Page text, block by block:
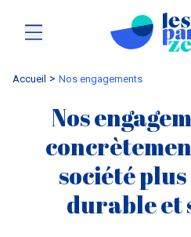
Accueil Nos engagements
Nos
société
durable et